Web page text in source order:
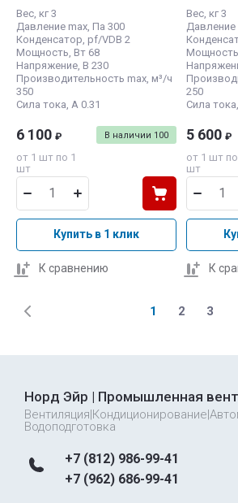
Вес, кг 3
Давление max, Па 300
Конденсатор, pf/VDB 2
Мощность, Вт 68
Напряжение, В 230
Производительность max, м³/ч
350
Сила тока, А 0.31
В наличии 100
6 100 ₽
от 1 шт по 1
шт
Купить в 1 клик
К сравнению
Вес, кг 3
Давление
250
Сила
5 600 ₽
от 1 шт по
шт
К
1 2 3
Норд Эйр | Промышленная
Водоподготовка
+7 (812) 986-99-41
+7 (962) 686-99-41